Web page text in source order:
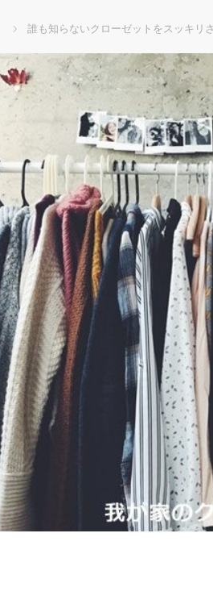
誰も知らないクローゼットをスッキリ